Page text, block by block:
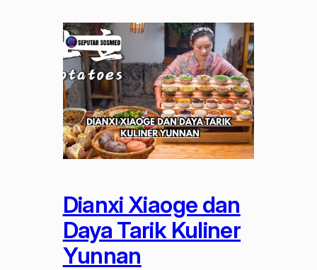
Dianxi Xiaoge dan
Daya Tarik Kuliner
Yunnan